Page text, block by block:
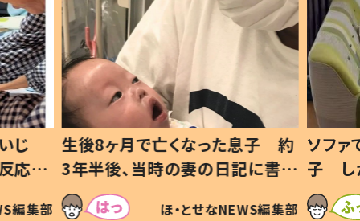
じ
応に
編集部
生後8ヶ月で亡くなった息子 約
3年半後、当時の妻の日記に書い
てあった本音とは
ほ・とせなNEWS編集部
ソファ
子 し
すべ